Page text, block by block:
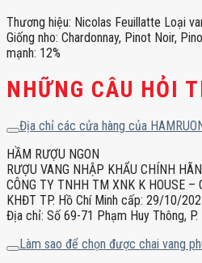
Thương hiệu: Nicolas Feuillatte Loại
Giống nho: Chardonnay, Pinot Noir,
mạnh: 12%
NHỮNG CÂU HỎI
Địa chỉ các cửa hàng của
HẦM RƯỢU NGON
RƯỢU VANG NHẬP KHẨU CHÍNH
CÔNG TY TNHH TM XNK K HOUSE
KHĐT TP. Hồ Chí Minh cấp: 29/10/
Địa chỉ: Số 69-71 Phạm Huy Thông, P.
Làm sao để chọn được chai vang